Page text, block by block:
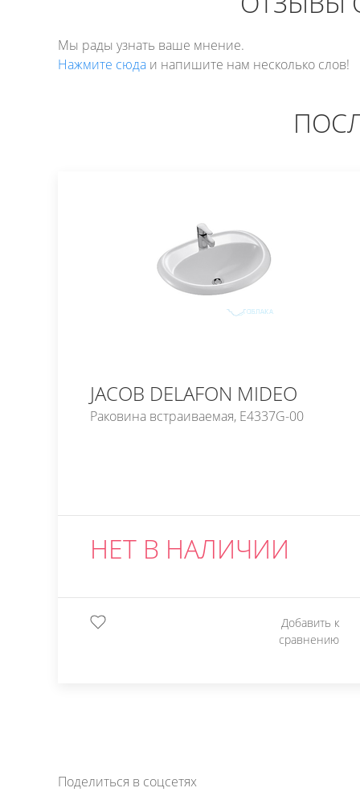
Мы рады узнать ваше мнение.
Нажмите сюда и напишите нам несколько слов!
JACOB DELAFON MIDEO
Раковина встраиваемая, E4337G-00
НЕТ В НАЛИЧИИ
Добавить к
сравнению
Поделиться в соцсетях